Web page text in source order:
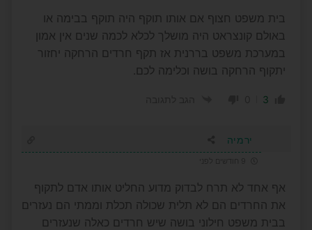
בית משפט חצוף אם אותו תוקף היה תוקף בבימה או
באולם קונצראט היה מושלך לכלא לכמה שנים אין אמון
במערכת משפט בררנית אז תקף חרדים הרחקה יחזור
יתקוף הרחקה בושה וכלימה לכם.
3
ירמיה
אף אחד לא תרח לבדוק מדוע החליט אותו אדם לתקוף
את החרדים הם לא תלית שכולה תכלת וממתי הם נעזרים
בבית משפט חילוני בושה שיש חרדים כאלה שנעזרים